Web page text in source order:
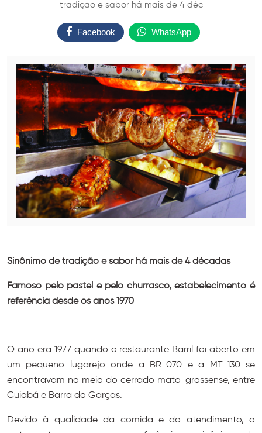
tradição e sabor há mais de 4 déc
Facebook WhatsApp
Sinônimo de tradição e sabor há mais de 4 décadas
Famoso pelo pastel e pelo churrasco, estabelecimento é
referência desde os anos 1970
O ano era 1977 quando o restaurante Barril foi aberto em
um pequeno lugarejo onde a BR-070 e a MT-130 se
encontravam no meio do cerrado mato-grossense, entre
Cuiabá e Barra do Garças.
Devido à qualidade da comida e do atendimento, o